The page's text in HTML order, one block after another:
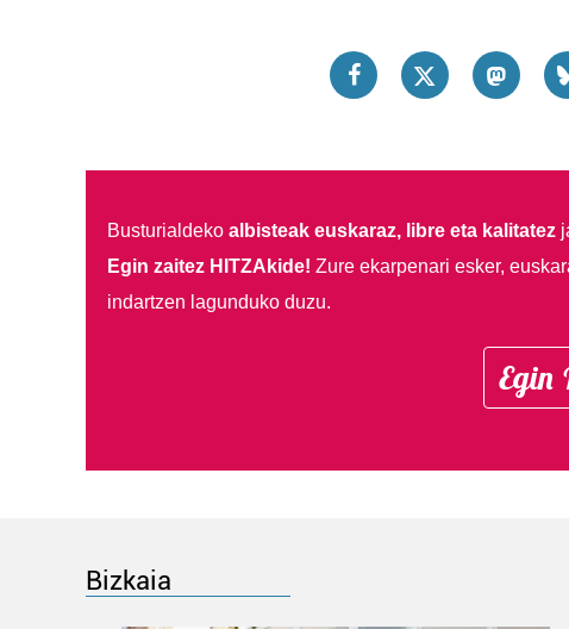
Busturialdeko albisteak euskaraz, libre eta kalitatez
Egin zaitez HITZAkide! Zure ekarpenari esker,
indartzen lagunduko duzu.
Egin
Bizkaia